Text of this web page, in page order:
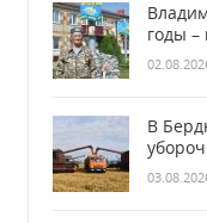
годы
В